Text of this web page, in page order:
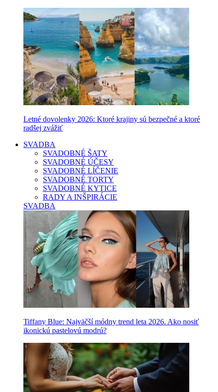
Letné dovolenky 2026: Ktoré krajiny sú bezpečné a ktoré
radšej zvážiť
SVADBA
SVADOBNÉ ŠATY
SVADOBNÉ ÚČESY
SVADOBNÉ LÍČENIE
SVADOBNÉ TORTY
SVADOBNÉ KYTICE
RADY A INŠPIRÁCIE
SVADBA
Tiffany Blue: Najväčší módny trend leta 2026. Ako nosiť
ikonickú pastelovú modrú?